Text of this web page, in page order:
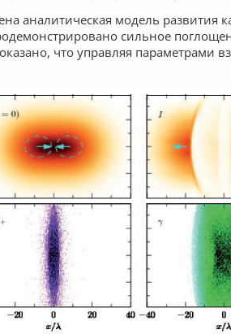
аналитическая модель
сильное
что управляя параметрами